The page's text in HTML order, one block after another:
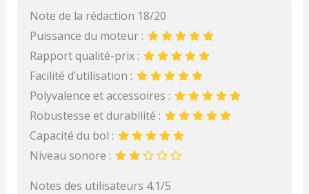
Note de la rédaction 18/20
Puissance du moteur :
Rapport qualité-prix :
Facilité d’utilisation :
Polyvalence et accessoires :
Robustesse et durabilité :
Capacité du bol :
Niveau sonore :
Notes des utilisateurs 4.1/5